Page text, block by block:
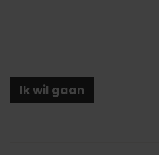
Ik wil gaan